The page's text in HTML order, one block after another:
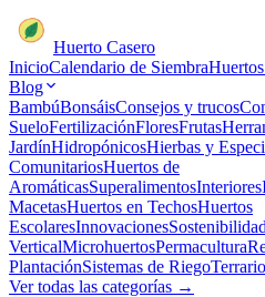
Huerto Casero
InicioCalendario de Siembra
Blog
BambúBonsáisConsejos y trucos
SueloFertilizaciónFloresFrutas
JardínHidropónicosHierbas y
ComunitariosHuertos de
AromáticasSuperalimentosInteriores
MacetasHuertos en TechosHuertos
EscolaresInnovacionesSostenibilidad
VerticalMicrohuertosPermacultura
PlantaciónSistemas de Riego
Ver todas las categorías →